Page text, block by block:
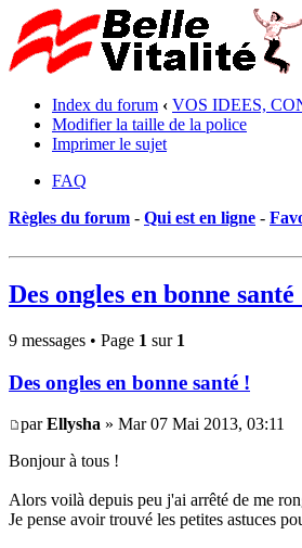
Index du forum ‹ VOS IDEES,
Modifier la taille de la police
Imprimer le sujet
FAQ
Règles du forum - Qui est en ligne -
Des ongles en bonne santé
9 messages • Page 1 sur 1
Des ongles en bonne santé !
parEllysha » Mar 07 Mai 2013, 03:11
Bonjour à tous !
Alors voilà depuis peu j'ai arrêté de me
Je pense avoir trouvé les petites astuces